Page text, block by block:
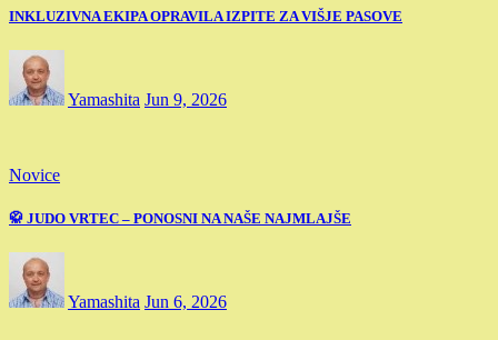
INKLUZIVNA EKIPA OPRAVILA IZPITE ZA VIŠJE PASOVE
Yamashita Jun 9, 2026
Novice
🥋 JUDO VRTEC – PONOSNI NA NAŠE NAJMLAJŠE
Yamashita Jun 6, 2026